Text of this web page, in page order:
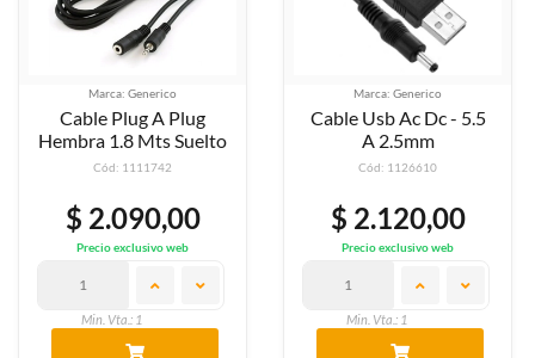
Marca: Generico
Cable Plug A Plug
Hembra 1.8 Mts Suelto
Cód: 1111742
$ 2.090,00
Precio exclusivo web
Min. Vta.: 1
Marca: Generico
Cable Usb Ac Dc - 5.5
A 2.5mm
Cód: 1126610
$ 2.120,00
Precio exclusivo web
Min. Vta.: 1